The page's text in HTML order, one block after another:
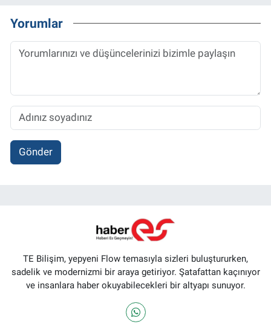
Yorumlar
Gönder
TE Bilişim, yepyeni Flow temasıyla sizleri buluştururken,
sadelik ve modernizmi bir araya getiriyor. Şatafattan kaçınıyor
ve insanlara haber okuyabilecekleri bir altyapı sunuyor.